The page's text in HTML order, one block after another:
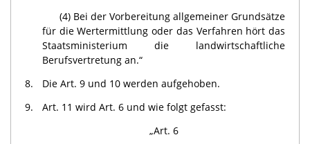
(4) Bei der Vorbereitung allgemeiner Grundsätze
für die Wertermittlung oder das Verfahren hört das
Staats­ministerium die landwirtschaftliche
Berufsvertretung an.“
8.
Die Art. 9 und 10 werden aufgehoben.
9.
Art. 11 wird Art. 6 und wie folgt gefasst:
„Art. 6